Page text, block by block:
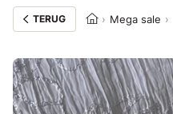
TERUG Mega sale